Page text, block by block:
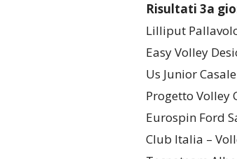
Risultati 3a
Lilliput
Easy Volley
Us Junior
Progetto Volley
Eurospin Ford
Club Italia –